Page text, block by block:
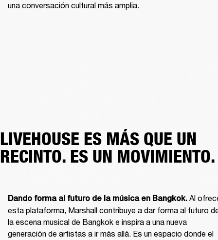
una conversación cultural más amplia.
LIVEHOUSE ES MÁS QUE UN
RECINTO. ES UN MOVIMIENTO.
Dando forma al futuro de la música en Bangkok. Al
esta plataforma, Marshall contribuye a dar forma al futuro
la escena musical de Bangkok e inspira a una nueva
generación de artistas a ir más allá. Es un espacio donde el